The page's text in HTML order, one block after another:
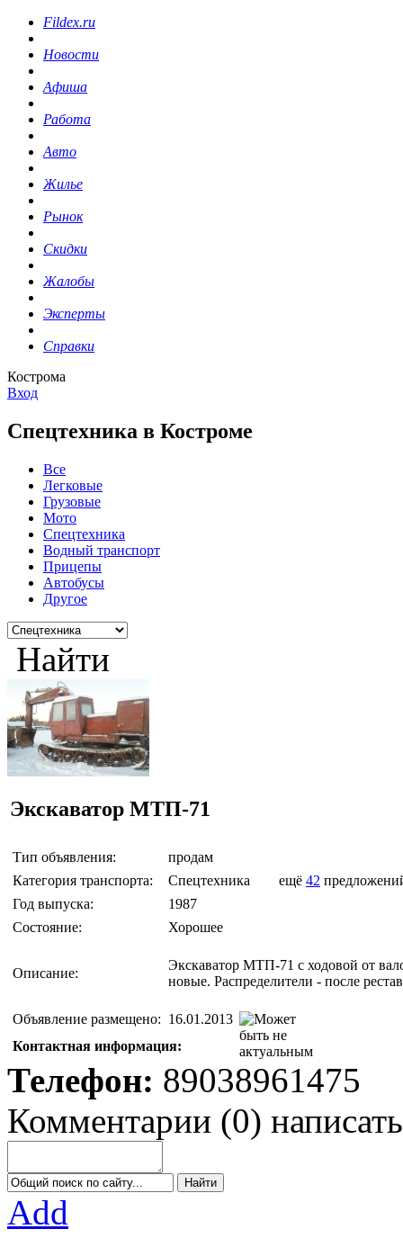
Fildex.ru
Новости
Афиша
Работа
Авто
Жилье
Рынок
Скидки
Жалобы
Эксперты
Справки
Кострома
Вход
Спецтехника в Костроме
Все
Легковые
Грузовые
Мото
Спецтехника
Водный транспорт
Прицепы
Автобусы
Другое
Найти
Экскаватор МТП-71
Тип объявления:
продам
Категория транспорта:
Спецтехника ещё 42
Год выпуска:
1987
Состояние:
Хорошее
Описание:
Экскаватор МТП-71 с ходовой от
новые. Распределители - после
Объявление размещено: 16.01.2013
Контактная информация:
Телефон: 89038961475
Комментарии (0) написать
Add